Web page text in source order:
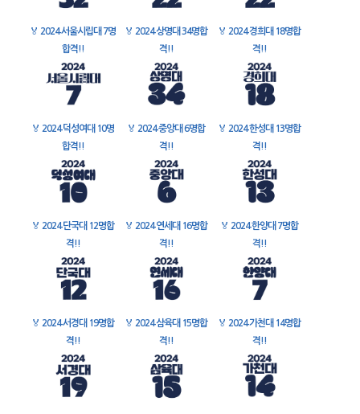
🏅 2024 서울시립대 7명
합격!!
🏅 2024 상명대 34명합
격!!
🏅 2024 경희대 18명합
격!!
🏅 2024 덕성여대 10명
합격!!
🏅 2024 중앙대 6명합
격!!
🏅 2024 한성대 13명합
격!!
🏅 2024 단국대 12명합
격!!
🏅 2024 연세대 16명합
격!!
🏅 2024 한양대 7명합
격!!
🏅 2024 서경대 19명합
격!!
🏅 2024 삼육대 15명합
격!!
🏅 2024 가천대 14명합
격!!